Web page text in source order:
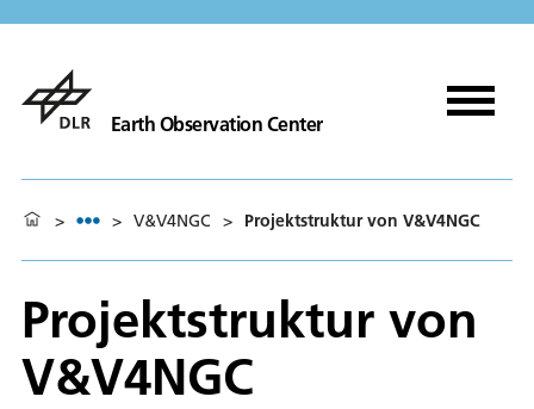
Earth Observation Center
> > V&V4NGC > Projektstruktur von V&V4NGC
Projektstruktur von
V&V4NGC